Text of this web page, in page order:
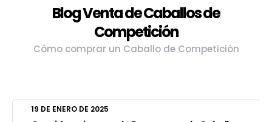
Blog Venta de Caballos de
Competición
Cómo comprar un Caballo de Competición
19 DE ENERO DE 2025